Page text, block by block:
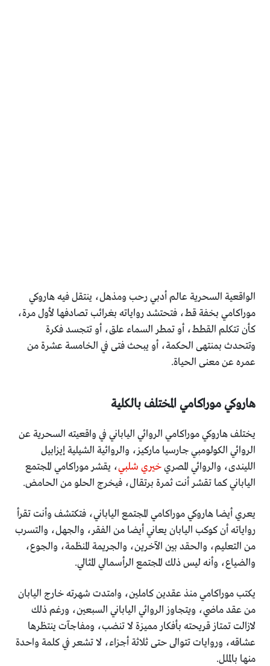
الواقعية السحرية عالم أدبي رحب ومذهل، ينتقل فيه هاروكي
موراكامي بخفة قط، فتحتشد رواياته بغرائب تصادفها لأول مرة،
كأن تتكلم القطط، أو تمطر السماء علق، أو تتجسد فكرة
وتتحدث بمنتهى الحكمة، أو يبحث فتى في الخامسة عشرة من
عمره عن معنى الحياة.
هاروكي موراكامي المختلف بالكلية
يختلف هاروكي موراكامي الروائي الياباني في واقعيته السحرية عن
الروائي الكولومبي جارسيا ماركيز، والروائية الشيلية إيزابيل
الليندى، والروائي المصريخيري شلبي، يقشر موراكامي المجتمع
الياباني كما تقشر أنت ثمرة برتقال، فيخرج الحلو من الحامض.
يعري أيضا هاروكي موراكامي المجتمع الياباني، فتكتشف وأنت تقرأ
رواياته أن كوكب اليابان يعاني أيضا من الفقر، والجهل، والتسرب
من التعليم، والحقد بين الآخرين، والجريمة المنظمة، والجوع،
والضياع، وأنه ليس ذلك المجتمع الرأسمالي المثالي.
يكتب موراكامي منذ عقدين كاملين، وامتدت شهرته خارج اليابان
من عقد ماضي، ويتجاوز الروائي الياباني السبعين، ورغم ذلك
لازالت تمتاز قريحته بأفكار مميزة لا تنضب، ومفاجآت ينتظرها
عشاقه، وروايات تتوالى حتى ثلاثة أجزاء، لا تشعر في كلمة واحدة
منها بالملل.